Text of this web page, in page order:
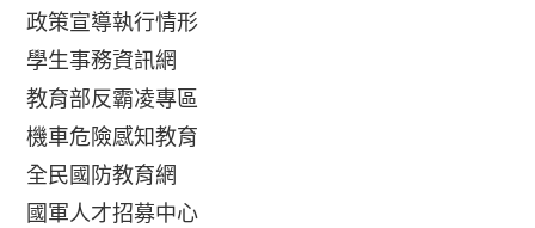
政策宣導執行情形
學生事務資訊網
教育部反霸凌專區
機車危險感知教育
全民國防教育網
國軍人才招募中心